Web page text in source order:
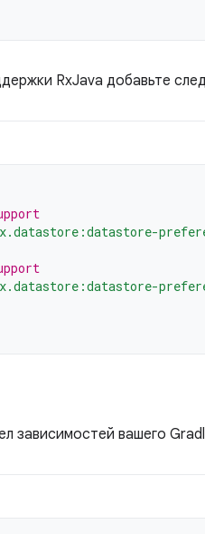
RxJava добавьте
зависимостей вашего